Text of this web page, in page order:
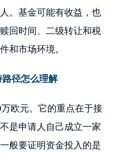
。基金可能有收益，也
回时间、二级转让和税
和市场环境。
路径怎么理解
欧元。它的重点在于接
是申请人自己成立一家
般要证明资金投入的是